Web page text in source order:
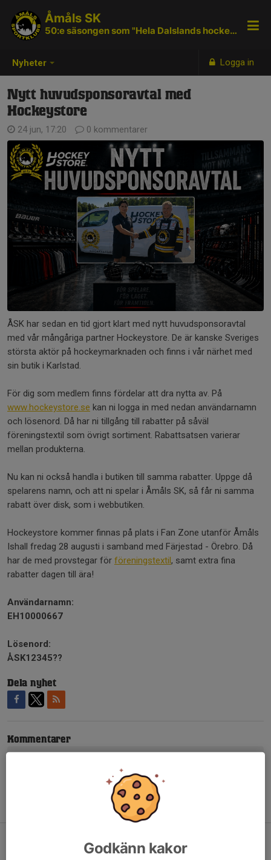
Nyheter Logga in
Åmåls SK
50:e säsongen som "Hela Dalslands hockeyklubb"
Nytt huvudsponsoravtal med
Hockeystore
24 jun, 17:20 0 kommentarer
ÅSK har sedan en tid gjort klart med nytt huvudsponsoravtal
med vår mångåriga partner Hockeystore. De är kanske Sveriges
största aktör på hockeymarknaden och finns i vår närhet med
sin butik i Karlstad.
För dig som medlem finns fördelar att dra nytta av. På
www.hockeystore.se kan ni logga in med nedan användarnamn
och lösenord. Då har ni tillgång till rabatter på såväl
föreningstextil som övrigt sortiment. Rabattsatsen varierar
mellan produkterna.
Nu kan ni också handla i butiken till samma rabatter. Uppge då
spelarens namn, och att ni spelar i Åmåls SK, så får ni samma
rabatt över disk, som i webbutiken.
Hockeystore kommer finnas på plats i Fan Zone utanför Åmåls
Ishall fredag 28 augusti i samband med Färjestad - Örebro. Då
har de med provstegar för föreningstextil, samt extra fina
rabatter dagen till ära!
Användarnamn:
EH10000667
Lösenord:
ÅSK12345??
Dela nyhet
Kommentarer
5 jul, 15:32 0
Godkänn kakor